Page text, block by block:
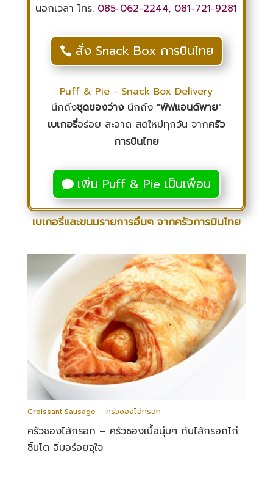
นอกเวลา โทร. 085-062-2244, 081-721-9281
สั่ง Snack Box การบินไทย
Puff & Pie - Snack Box Delivery
นึกถึงชุดของว่างนึกถึง "พัฟแอนด์พาย"
เบเกอรี่อร่อย สะอาด สดใหม่ทุกวัน จากครัว
การบินไทย
เพิ่ม Puff & Pie เป็นเพื่อน
เบเกอรี่และขนมรายการอื่นๆ จากครัวการบินไทย
Croissant Sausage – ครัวซองไส้กรอก
ครัวซองไส้กรอก – ครัวซองเนื้อนุ่มๆ กับไส้กรอกไก่
ชิ้นโต อิ่มอร่อยจุใจ